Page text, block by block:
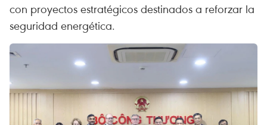
con proyectos estratégicos destinados a reforzar la
seguridad energética.